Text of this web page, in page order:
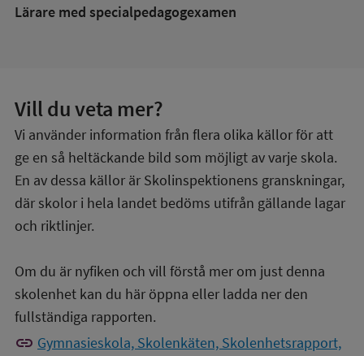
Lärare med specialpedagog­examen
Vill du veta mer?
Vi använder information från flera olika källor för att
ge en så heltäckande bild som möjligt av varje skola.
En av dessa källor är Skolinspektionens granskningar,
där skolor i hela landet bedöms utifrån gällande lagar
och riktlinjer.
Om du är nyfiken och vill förstå mer om just denna
skolenhet kan du här öppna eller ladda ner den
fullständiga rapporten.
link Gymnasieskola, Skolenkäten, Skolenhetsrapport,